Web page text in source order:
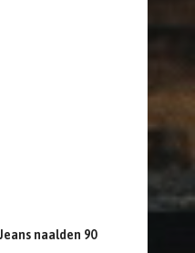
naalden 90